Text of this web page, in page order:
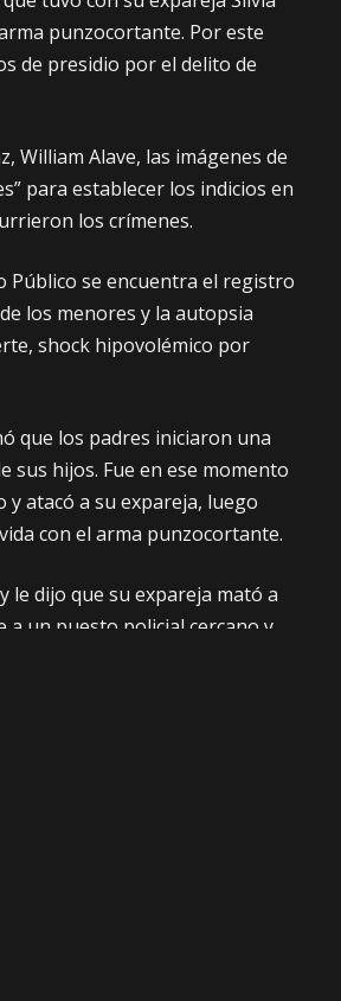
punzocortante. Por este
de presidio por el delito de
William Alave, las imágenes de
para establecer los indicios en
los crímenes.
Público se encuentra el registro
los menores y la autopsia
shock hipovolémico por
que los padres iniciaron una
sus hijos. Fue en ese momento
y atacó a su expareja, luego
con el arma punzocortante.
le dijo que su expareja mató a
a un puesto policial cercano y